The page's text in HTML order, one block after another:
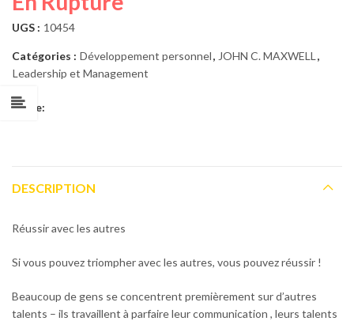
UGS : 10454
Catégories : Développement personnel, JOHN C. MAXWELL ,
Leadership et Management
Share:
DESCRIPTION
Réussir avec les autres
Si vous pouvez triompher avec les autres, vous pouvez réussir !
Beaucoup de gens se concentrent premièrement sur d’autres
talents – ils travaillent à parfaire leur communication , leurs talents